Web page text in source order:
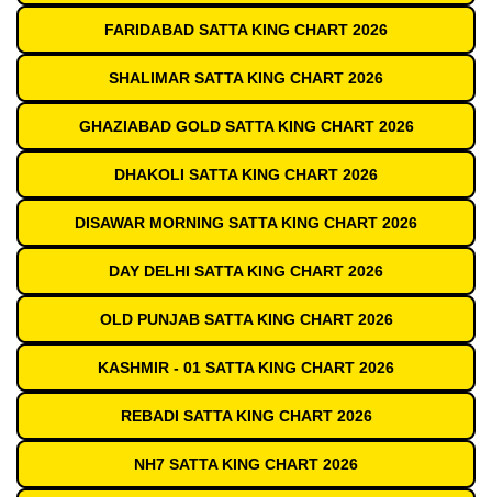
FARIDABAD SATTA KING CHART 2026
SHALIMAR SATTA KING CHART 2026
GHAZIABAD GOLD SATTA KING CHART 2026
DHAKOLI SATTA KING CHART 2026
DISAWAR MORNING SATTA KING CHART 2026
DAY DELHI SATTA KING CHART 2026
OLD PUNJAB SATTA KING CHART 2026
KASHMIR - 01 SATTA KING CHART 2026
REBADI SATTA KING CHART 2026
NH7 SATTA KING CHART 2026